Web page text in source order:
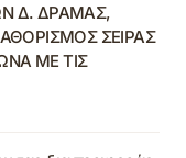
Δ. ΔΡΑΜΑΣ,
ΣΕΙΡΑΣ
ΜΕ ΤΙΣ